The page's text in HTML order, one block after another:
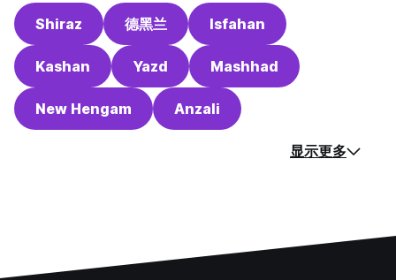
Shiraz 德黑兰 Isfahan
Kashan Yazd Mashhad
New Hengam Anzali
显示更多